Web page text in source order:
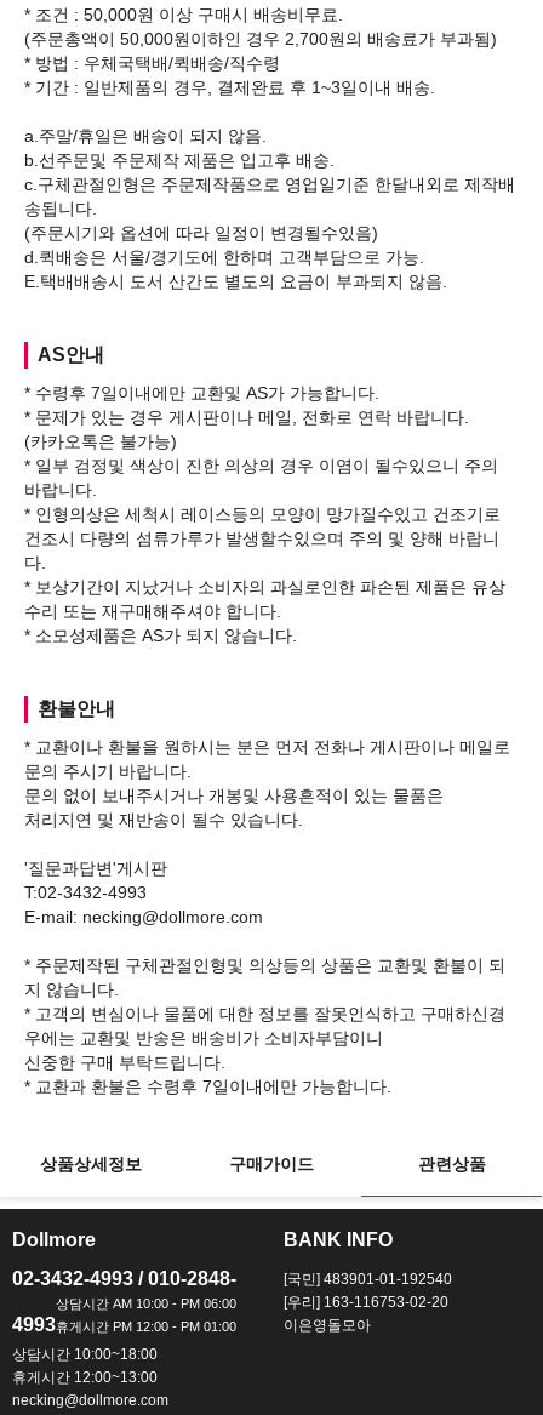
* 조건 : 50,000원 이상 구매시 배송비무료.
(주문총액이 50,000원이하인 경우 2,700원의 배송료가 부과됨)
* 방법 : 우체국택배/퀵배송/직수령
* 기간 : 일반제품의 경우, 결제완료 후 1~3일이내 배송.
a.주말/휴일은 배송이 되지 않음.
b.선주문및 주문제작 제품은 입고후 배송.
c.구체관절인형은 주문제작품으로 영업일기준 한달내외로 제작배
송됩니다.
(주문시기와 옵션에 따라 일정이 변경될수있음)
d.퀵배송은 서울/경기도에 한하며 고객부담으로 가능.
AS안내
* 수령후 7일이내에만 교환및 AS가 가능합니다.
* 문제가 있는 경우 게시판이나 메일, 전화로 연락 바랍니다.
(카카오톡은 불가능)
* 일부 검정및 색상이 진한 의상의 경우 이염이 될수있으니 주의
바랍니다.
* 인형의상은 세척시 레이스등의 모양이 망가질수있고 건조기로
건조시 다량의 섬류가루가 발생할수있으며 주의 및 양해 바랍니
다.
* 보상기간이 지났거나 소비자의 과실로인한 파손된 제품은 유상
수리 또는 재구매해주셔야 합니다.
환불안내
* 교환이나 환불을 원하시는 분은 먼저 전화나 게시판이나 메일로
문의 주시기 바랍니다.
문의 없이 보내주시거나 개봉및 사용흔적이 있는 물품은
처리지연 및 재반송이 될수 있습니다.
'질문과답변'게시판
T:02-3432-4993
E-mail: necking@dollmore.com
* 주문제작된 구체관절인형및 의상등의 상품은 교환및 환불이 되
지 않습니다.
* 고객의 변심이나 물품에 대한 정보를 잘못인식하고 구매하신경
우에는 교환및 반송은 배송비가 소비자부담이니
신중한 구매 부탁드립니다.
상품상세정보 구매가이드 관련상품
Dollmore
02-3432-4993 / 010-2848-
4993
상담시간 10:00~18:00
휴게시간 12:00~13:00
necking@dollmore.com
BANK INFO
[국민] 483901-01-192540
[우리] 163-116753-02-20
이은영돌모아